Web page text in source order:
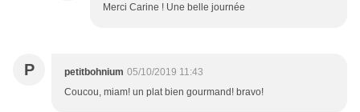
Merci Carine ! Une belle journée
P petitbohnium 05/10/2019 11:43
Coucou, miam! un plat bien gourmand! bravo!